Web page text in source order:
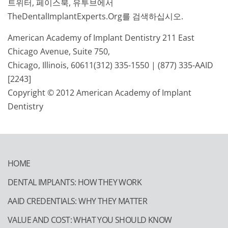
트위터, 페이스북, 유투브에서
TheDentalImplantExperts.Org를 검색하십시오.
American Academy of Implant Dentistry 211 East
Chicago Avenue, Suite 750,
Chicago, Illinois, 60611(312) 335-1550 | (877) 335-AAID
[2243]
Copyright © 2012 American Academy of Implant
Dentistry
HOME
DENTAL IMPLANTS: HOW THEY WORK
AAID CREDENTIALS: WHY THEY MATTER
VALUE AND COST: WHAT YOU SHOULD KNOW